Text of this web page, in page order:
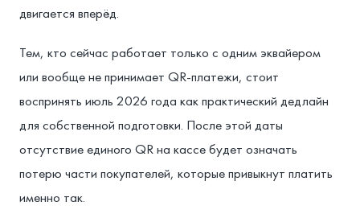
двигается вперёд.
Тем, кто сейчас работает только с одним эквайером
или вообще не принимает QR-платежи, стоит
воспринять июль 2026 года как практический дедлайн
для собственной подготовки. После этой даты
отсутствие единого QR на кассе будет означать
потерю части покупателей, которые привыкнут платить
именно так.